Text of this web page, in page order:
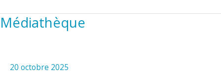
Médiathèque
20 octobre 2025